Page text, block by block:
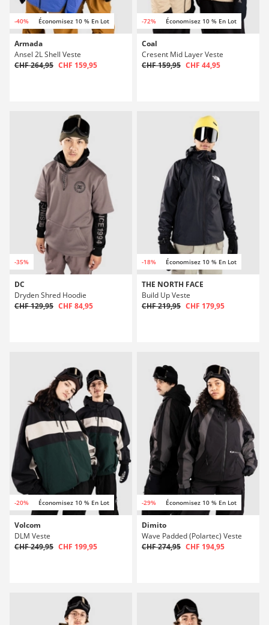
-40% Économisez 10 % En Lot
Armada
Ansel 2L Shell Veste
CHF 264,95 CHF 159,95
-72% Économisez 10 % En Lot
Coal
Cresent Mid Layer Veste
CHF 159,95 CHF 44,95
-35%
DC
Dryden Shred Hoodie
CHF 129,95 CHF 84,95
-18% Économisez 10 % En Lot
THE NORTH FACE
Build Up Veste
CHF 219,95 CHF 179,95
-20% Économisez 10 % En Lot
Volcom
DLM Veste
CHF 249,95 CHF 199,95
-29% Économisez 10 % En Lot
Dimito
Wave Padded (Polartec) Veste
CHF 274,95 CHF 194,95